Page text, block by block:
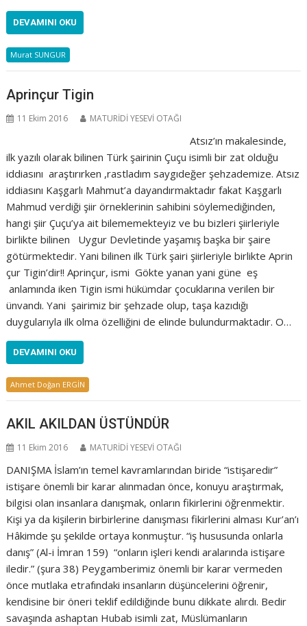
DEVAMINI OKU
Murat SUNGUR
Aprinçur Tigin
11 Ekim 2016 MATURİDİ YESEVİ OTAĞI
Atsız’ın makalesinde,
ilk yazılı olarak bilinen Türk şairinin Çuçu isimli bir zat olduğu
iddiasını araştırırken ,rastladım saygıdeğer şehzademize. Atsız
iddiasını Kaşgarlı Mahmut’a dayandırmaktadır fakat Kaşgarlı
Mahmud verdiği şiir örneklerinin sahibini söylemediğinden,
hangi şiir Çuçu’ya ait bilememekteyiz ve bu bizleri şiirleriyle
birlikte bilinen Uygur Devletinde yaşamış başka bir şaire
götürmektedir. Yani bilinen ilk Türk şairi şiirleriyle birlikte Aprin
çur Tigin’dir!! Aprinçur, ismi Gökte yanan yani güne eş
anlamında iken Tigin ismi hükümdar çocuklarına verilen bir
ünvandı. Yani şairimiz bir şehzade olup, taşa kazıdığı
duygularıyla ilk olma özelliğini de elinde bulundurmaktadır. O…
DEVAMINI OKU
Ahmet Doğan ERGİN
AKIL AKILDAN ÜSTÜNDÜR
11 Ekim 2016 MATURİDİ YESEVİ OTAĞI
DANIŞMA İslam’ın temel kavramlarından biride “istişaredir”
istişare önemli bir karar alınmadan önce, konuyu araştırmak,
bilgisi olan insanlara danışmak, onların fikirlerini öğrenmektir.
Kişi ya da kişilerin birbirlerine danışması fikirlerini alması Kur’an’ı
Hâkimde şu şekilde ortaya konmuştur. “iş hususunda onlarla
danış” (Al-i İmran 159) “onların işleri kendi aralarında istişare
iledir.” (şura 38) Peygamberimiz önemli bir karar vermeden
önce mutlaka etrafındaki insanların düşüncelerini öğrenir,
kendisine bir öneri teklif edildiğinde bunu dikkate alırdı. Bedir
savaşında ashaptan Hubab isimli zat, Müslümanların